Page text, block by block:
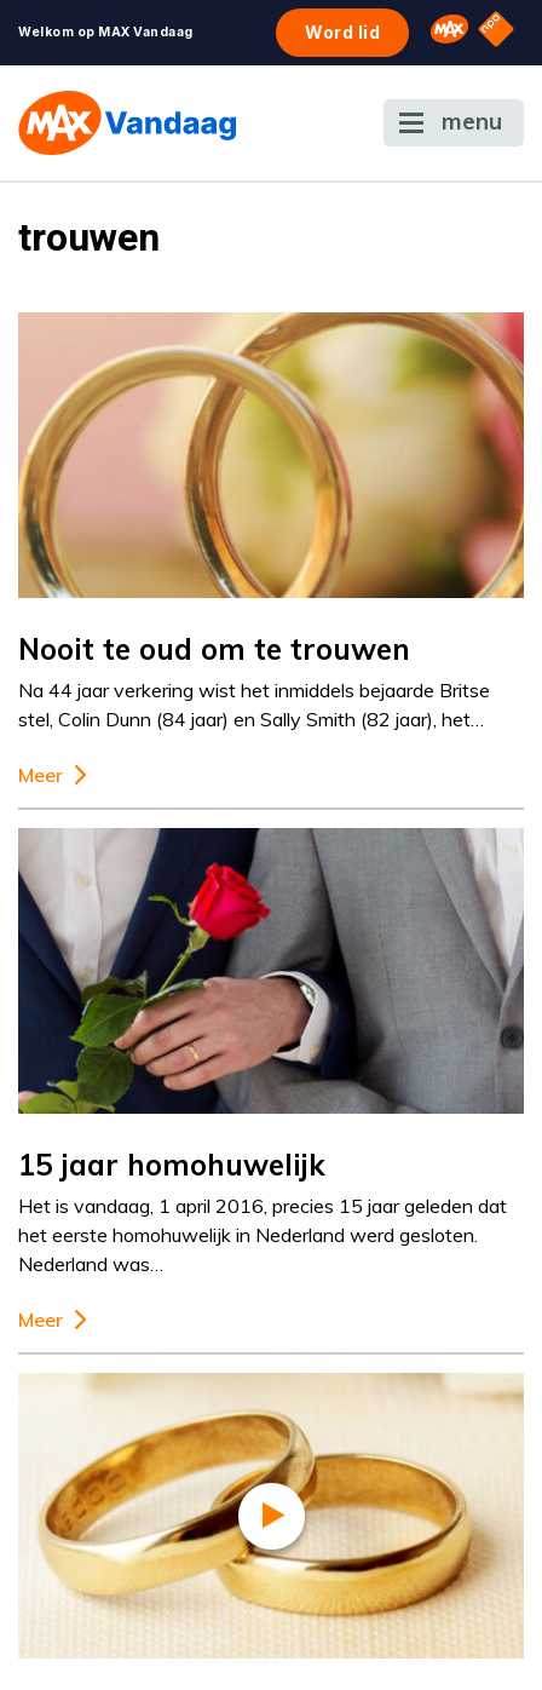
Welkom op MAX Vandaag Word lid Omroep
NPO
menu
trouwen
Nooit te oud om te trouwen
Na 44 jaar verkering wist het inmiddels bejaarde Britse
stel, Colin Dunn (84 jaar) en Sally Smith (82 jaar), het…
Meer
15 jaar homohuwelijk
Het is vandaag, 1 april 2016, precies 15 jaar geleden dat
het eerste homohuwelijk in Nederland werd gesloten.
Nederland was…
Meer